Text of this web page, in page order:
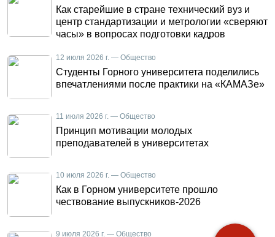
Как старейшие в стране технический вуз и
центр стандартизации и метрологии «сверяют
часы» в вопросах подготовки кадров
12 июля 2026 г. — Общество
Студенты Горного университета поделились
впечатлениями после практики на «КАМАЗе»
11 июля 2026 г. — Общество
Принцип мотивации молодых
преподавателей в университетах
10 июля 2026 г. — Общество
Как в Горном университете прошло
чествование выпускников-2026
9 июля 2026 г. — Общество